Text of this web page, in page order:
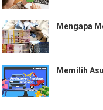
Mengapa
Memilih